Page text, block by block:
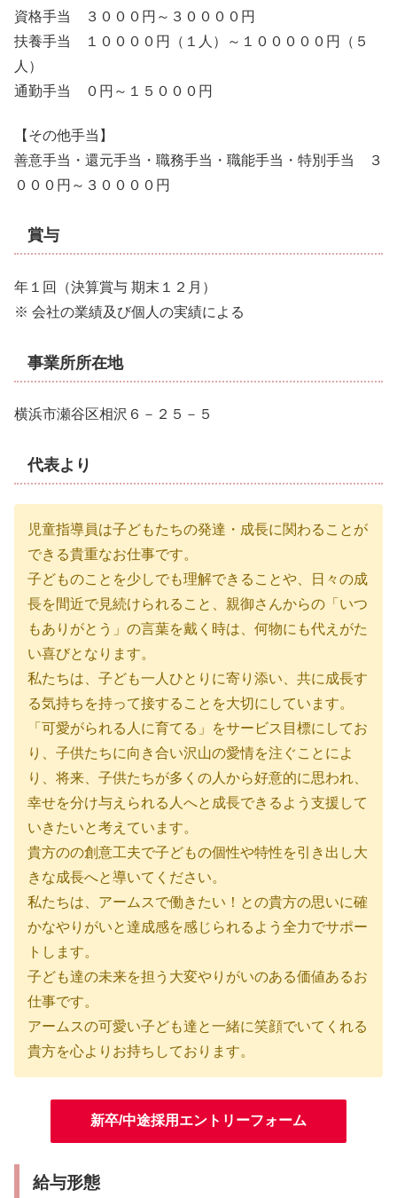
資格手当 ３０００円～３００００円
扶養手当 １００００円（１人）～１０００００円（５
人）
通勤手当 ０円～１５０００円
【その他手当】
善意手当・還元手当・職務手当・職能手当・特別手当 ３
０００円～３００００円
賞与
年１回（決算賞与 期末１２月）
※ 会社の業績及び個人の実績による
事業所所在地
横浜市瀬谷区相沢６－２５－５
代表より
児童指導員は子どもたちの発達・成長に関わることが
できる貴重なお仕事です。
子どものことを少しでも理解できることや、日々の成
長を間近で見続けられること、親御さんからの「いつ
もありがとう」の言葉を戴く時は、何物にも代えがた
い喜びとなります。
私たちは、子ども一人ひとりに寄り添い、共に成長す
る気持ちを持って接することを大切にしています。
「可愛がられる人に育てる」をサービス目標にしてお
り、子供たちに向き合い沢山の愛情を注ぐことによ
り、将来、子供たちが多くの人から好意的に思われ、
幸せを分け与えられる人へと成長できるよう支援して
いきたいと考えています。
貴方のの創意工夫で子どもの個性や特性を引き出し大
きな成長へと導いてください。
私たちは、アームスで働きたい！との貴方の思いに確
かなやりがいと達成感を感じられるよう全力でサポー
トします。
子ども達の未来を担う大変やりがいのある価値あるお
仕事です。
アームスの可愛い子ども達と一緒に笑顔でいてくれる
貴方を心よりお持ちしております。
新卒/中途採用エントリーフォーム
給与形態